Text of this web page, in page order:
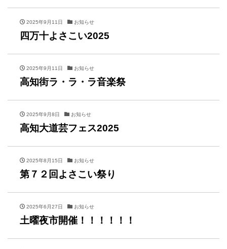
2025年9月11日 お知らせ
四万十よさこい2025
2025年9月11日 お知らせ
高知街ラ・ラ・ラ音楽祭
2025年9月8日 お知らせ
高知大道芸フェス2025
2025年8月15日 お知らせ
第７２回よさこい祭り
2025年6月27日 お知らせ
土曜夜市開催！！！！！！